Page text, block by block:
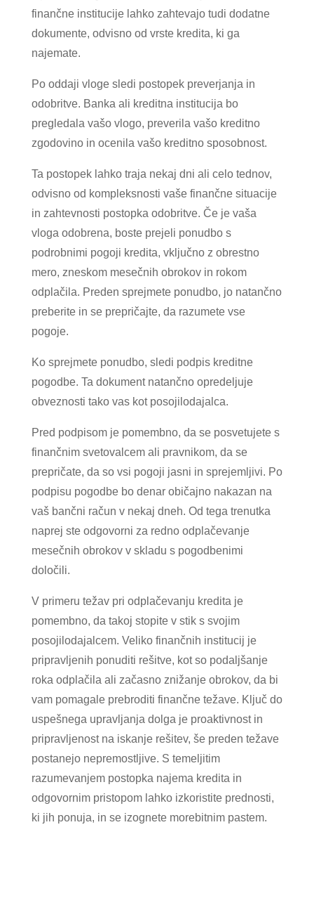
finančne institucije lahko zahtevajo tudi dodatne
dokumente, odvisno od vrste kredita, ki ga
najemate.
Po oddaji vloge sledi postopek preverjanja in
odobritve. Banka ali kreditna institucija bo
pregledala vašo vlogo, preverila vašo kreditno
zgodovino in ocenila vašo kreditno sposobnost.
Ta postopek lahko traja nekaj dni ali celo tednov,
odvisno od kompleksnosti vaše finančne situacije
in zahtevnosti postopka odobritve. Če je vaša
vloga odobrena, boste prejeli ponudbo s
podrobnimi pogoji kredita, vključno z obrestno
mero, zneskom mesečnih obrokov in rokom
odplačila. Preden sprejmete ponudbo, jo natančno
preberite in se prepričajte, da razumete vse
pogoje.
Ko sprejmete ponudbo, sledi podpis kreditne
pogodbe. Ta dokument natančno opredeljuje
obveznosti tako vas kot posojilodajalca.
Pred podpisom je pomembno, da se posvetujete s
finančnim svetovalcem ali pravnikom, da se
prepričate, da so vsi pogoji jasni in sprejemljivi. Po
podpisu pogodbe bo denar običajno nakazan na
vaš bančni račun v nekaj dneh. Od tega trenutka
naprej ste odgovorni za redno odplačevanje
mesečnih obrokov v skladu s pogodbenimi
določili.
V primeru težav pri odplačevanju kredita je
pomembno, da takoj stopite v stik s svojim
posojilodajalcem. Veliko finančnih institucij je
pripravljenih ponuditi rešitve, kot so podaljšanje
roka odplačila ali začasno znižanje obrokov, da bi
vam pomagale prebroditi finančne težave. Ključ do
uspešnega upravljanja dolga je proaktivnost in
pripravljenost na iskanje rešitev, še preden težave
postanejo nepremostljive. S temeljitim
razumevanjem postopka najema kredita in
odgovornim pristopom lahko izkoristite prednosti,
ki jih ponuja, in se izognete morebitnim pastem.